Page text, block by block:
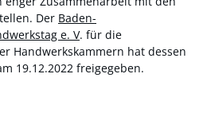
Der Baden-
e. V. für die
Handwerkskammern hat dessen
19.12.2022 freigegeben.